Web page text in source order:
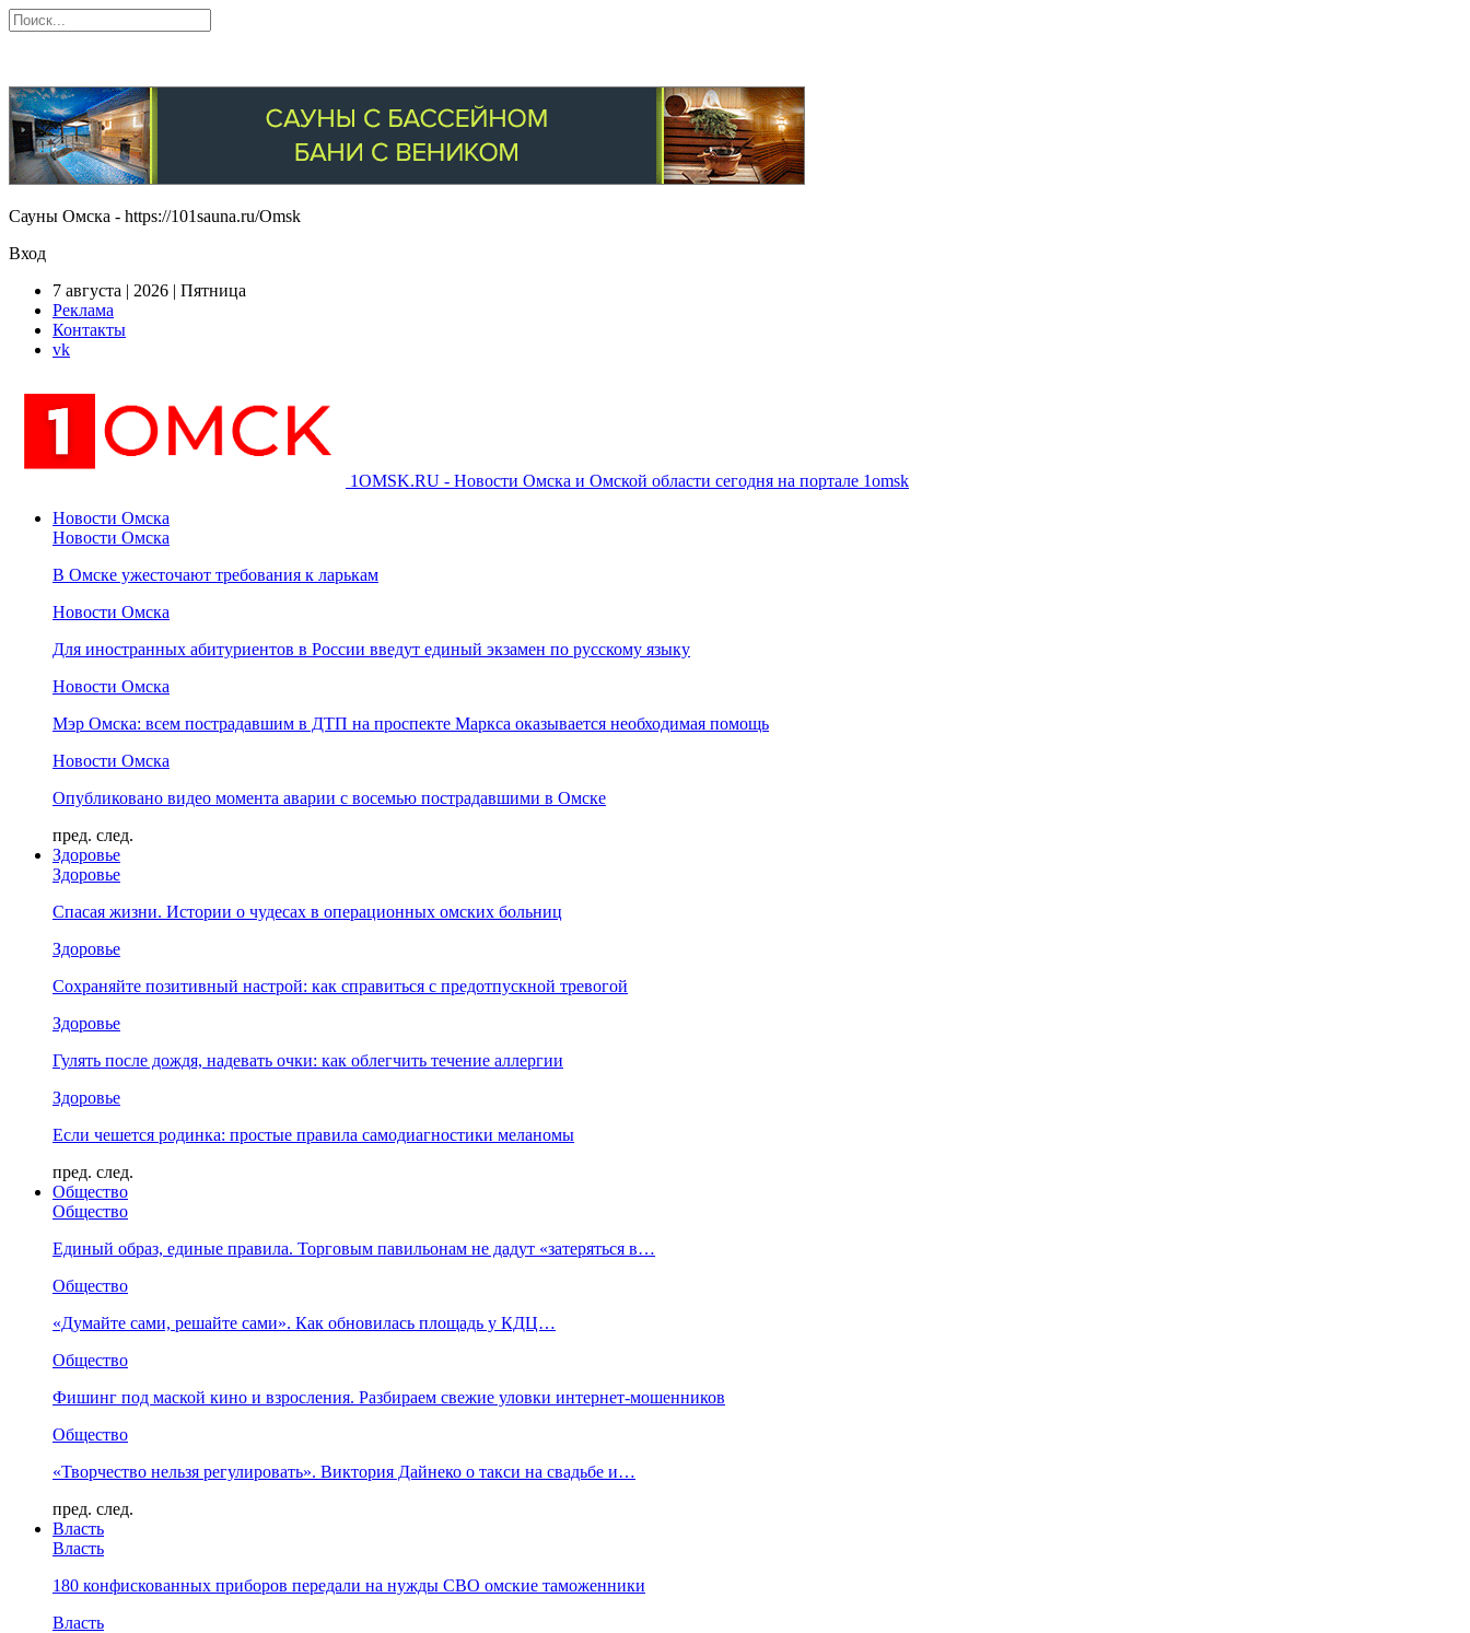
Сауны Омска - https://101sauna.ru/Omsk
Вход
7 августа | 2026 | Пятница
Реклама
Контакты
vk
1OMSK.RU - Новости Омска и Омской области сегодня на портале 1omsk
Новости Омска
Новости Омска
В Омске ужесточают требования к ларькам
Новости Омска
Для иностранных абитуриентов в России введут единый экзамен по русскому языку
Новости Омска
Мэр Омска: всем пострадавшим в ДТП на проспекте Маркса оказывается необходимая помощь
Новости Омска
Опубликовано видео момента аварии с восемью пострадавшими в Омске
пред. след.
Здоровье
Здоровье
Спасая жизни. Истории о чудесах в операционных омских больниц
Здоровье
Сохраняйте позитивный настрой: как справиться с предотпускной тревогой
Здоровье
Гулять после дождя, надевать очки: как облегчить течение аллергии
Здоровье
Если чешется родинка: простые правила самодиагностики меланомы
пред. след.
Общество
Общество
Единый образ, единые правила. Торговым павильонам не дадут «затеряться в…
Общество
«Думайте сами, решайте сами». Как обновилась площадь у КДЦ…
Общество
Фишинг под маской кино и взросления. Разбираем свежие уловки интернет-мошенников
Общество
«Творчество нельзя регулировать». Виктория Дайнеко о такси на свадьбе и…
пред. след.
Власть
Власть
180 конфискованных приборов передали на нужды СВО омские таможенники
Власть